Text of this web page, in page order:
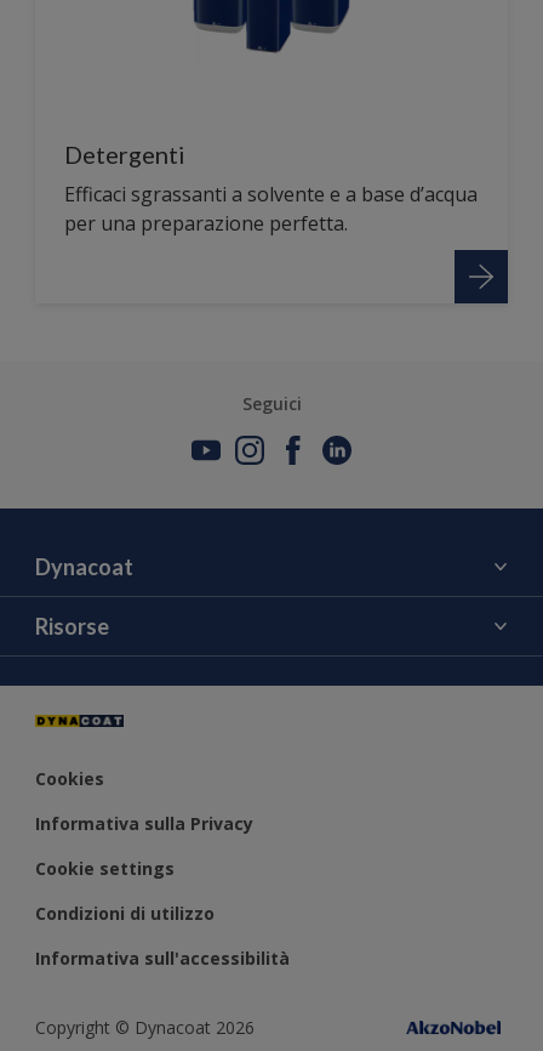
Detergenti
Efficaci sgrassanti a solvente e a base d’acqua
per una preparazione perfetta.
Seguici
Dynacoat
Chi siamo
Contattaci
Notizie ed Eventi
Risorse
Cookies
Informativa sulla Privacy
Cookie settings
Condizioni di utilizzo
Informativa sull'accessibilità
Copyright © Dynacoat 2026